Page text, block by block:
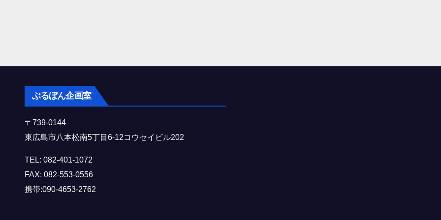
ぶるぼん企画室
〒739-0144
東広島市八本松南5丁目6-12コウセイビル202
TEL: 082-401-1072
FAX: 082-553-0556
携帯:090-4653-2762